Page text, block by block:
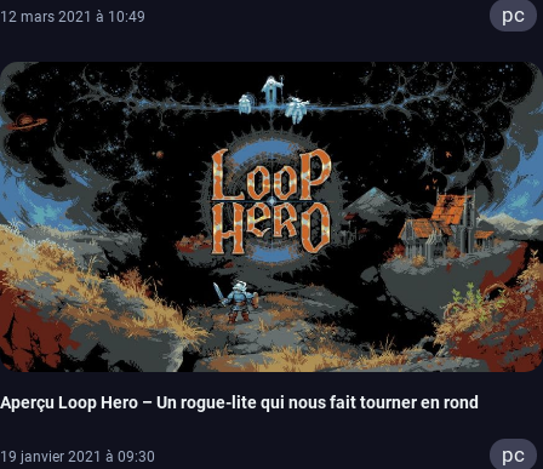
12 mars 2021 à 10:49 pc
Aperçu Loop Hero – Un rogue-lite qui nous fait tourner en rond
19 janvier 2021 à 09:30 pc